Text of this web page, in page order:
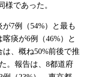
様であった。
7例（54%）と最も
痰が6例（46%）と
、概ね50%前後で推
。報告は、8都道府